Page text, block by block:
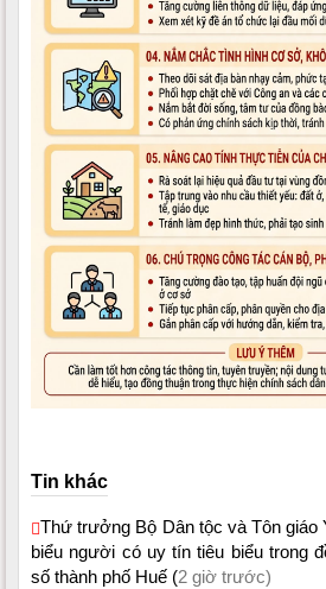
Tin khác
Thứ trưởng Bộ Dân tộc và Tôn giáo
biểu người có uy tín tiêu biểu trong
số thành phố Huế (2 giờ trước)